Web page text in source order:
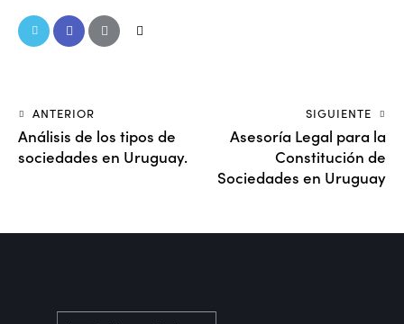
ANTERIOR
Análisis de los tipos de
sociedades en Uruguay.
SIGUIENTE
Asesoría Legal para la
Constitución de
Sociedades en Uruguay